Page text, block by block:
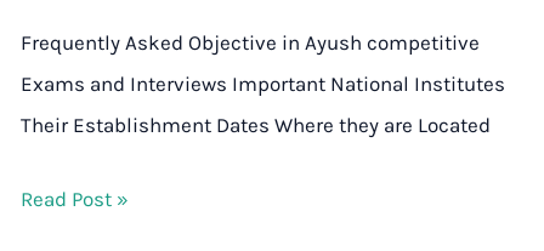
Frequently Asked Objective in Ayush competitive
Exams and Interviews Important National Institutes
Their Establishment Dates Where they are Located
Read Post »